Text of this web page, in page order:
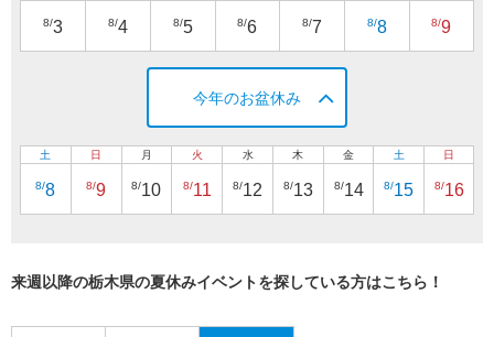
8/3 8/4 8/5 8/6 8/7 8/8 8/9
今年のお盆休み
土
8/8
日
8/9
月
8/10
火
8/11
水
8/12
木
8/13
金
8/14
土
8/15
日
8/16
来週以降の栃木県の夏休みイベントを探している方はこちら！